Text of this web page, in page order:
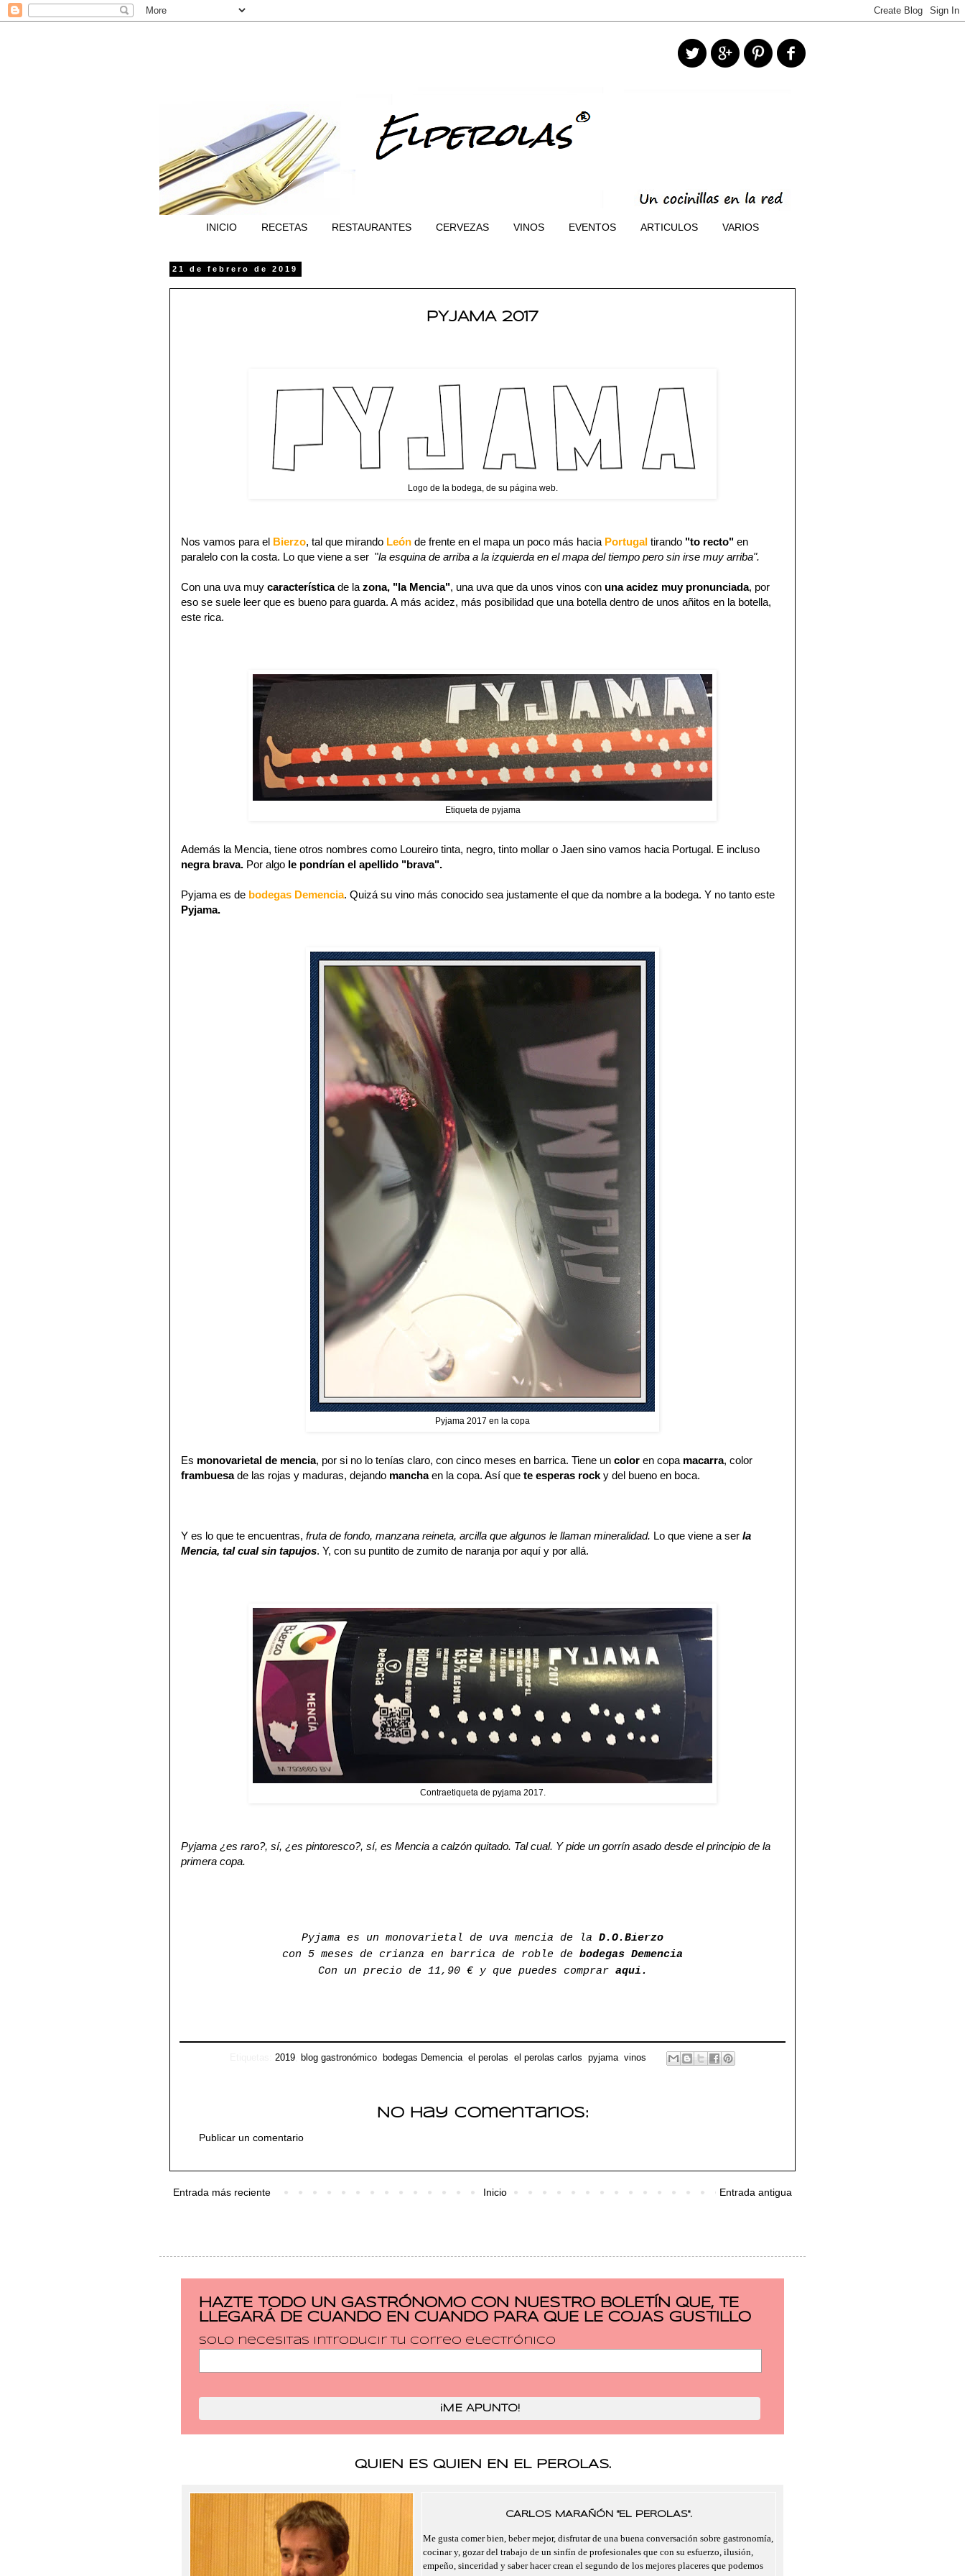
INICIO RECETAS RESTAURANTES CERVEZAS VINOS EVENTOS ARTICULOS VARIOS
21 de febrero de 2019
PYJAMA 2017
Logo de la bodega, de su página web.
Nos vamos para el Bierzo, tal que mirando León de frente en el mapa un poco más hacia Portugal tirando "to recto" en
paralelo con la costa. Lo que viene a ser "la esquina de arriba a la izquierda en el mapa del tiempo pero sin irse muy arriba".
Con una uva muy característicade la zona, "la Mencia", una uva que da unos vinos con una acidez muy pronunciada, por
eso se suele leer que es bueno para guarda. A más acidez, más posibilidad que una botella dentro de unos añitos en la botella,
este rica.
Etiqueta de pyjama
Además la Mencia, tiene otros nombres como Loureiro tinta, negro, tinto mollar o Jaen sino vamos hacia Portugal. E incluso
negra brava. Por algo le pondrían el apellido "brava".
Pyjama es de bodegas Demencia. Quizá su vino más conocido sea justamente el que da nombre a la bodega. Y no tanto este
Pyjama.
Pyjama 2017 en la copa
Es monovarietal de mencia, por si no lo tenías claro, con cinco meses en barrica. Tiene un color en copa macarra, color
frambuesade las rojas y maduras, dejando manchaen la copa. Así que te esperas rock y del bueno en boca.
Y es lo que te encuentras, fruta de fondo, manzana reineta, arcilla que algunos le llaman mineralidad. Lo que viene a ser la
Mencia, tal cual sin tapujos. Y, con su puntito de zumito de naranja por aquí y por allá.
Contraetiqueta de pyjama 2017.
Pyjama ¿es raro?, sí, ¿es pintoresco?, sí, es Mencia a calzón quitado. Tal cual. Y pide un gorrín asado desde el principio de la
primera copa.
Pyjama es un monovarietal de uva mencia de la D.O.Bierzo
con 5 meses de crianza en barrica de roble de bodegas Demencia
Con un precio de 11,90 € y que puedes comprar aqui.
2019, blog gastronómico, bodegas Demencia, el perolas el perolas carlos pyjama, vinos
No hay comentarios:
Publicar un comentario
Entrada más reciente Entrada antigua
Inicio
HAZTE TODO UN GASTRÓNOMO CON NUESTRO BOLETÍN QUE, TE
LLEGARÁ DE CUANDO EN CUANDO PARA QUE LE COJAS GUSTILLO
Solo necesitas introducir tu correo electrónico
QUIEN ES QUIEN EN EL PEROLAS.
CARLOS MARAÑÓN "EL PEROLAS".
Me gusta comer bien, beber mejor, disfrutar de una buena conversación sobre gastronomía,
cocinar y, gozar del trabajo de un sinfín de profesionales que con su esfuerzo, ilusión,
empeño, sinceridad y saber hacer crean el segundo de los mejores placeres que podemos